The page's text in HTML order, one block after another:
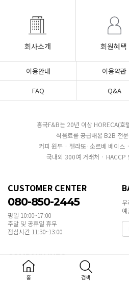
회사소개 회원혜택
이용안내 이용약관
FAQ
Q&A
흥국F&B는 20년 이상 HORECA(호
식음료를 공급해온 B2B 전
커피 원두 · 젤라또·소르베 베이스
국내외 300여 거래처 · HACCP
CUSTOMER CENTER
080-850-2445
평일 10:00~17:00
주말 및 공휴일 휴무
점심시간 11:30~13:00
우
COMPANY INFO
대표자:박철범 개인정보담당자:신동건
TEL:080-850-2445
홈 검색